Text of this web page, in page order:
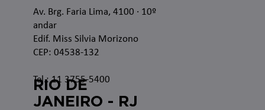
Av. Brg. Faria Lima, 4100 · 10º
andar
Edif. Miss Silvia Morizono
CEP: 04538-132
Tel.: 11 3755-5400
RIO DE
JANEIRO - RJ